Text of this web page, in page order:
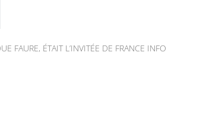
FAURE, ÉTAIT L’INVITÉE DE FRANCE INFO